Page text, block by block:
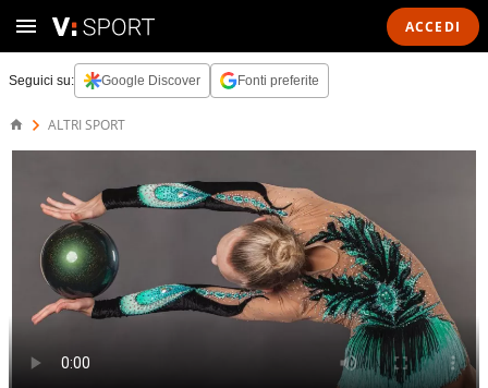
ACCEDI
Seguici su: Google Discover Fonti preferite
ALTRI SPORT